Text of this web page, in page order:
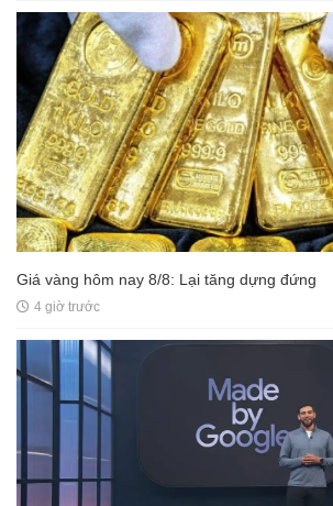
Giá vàng hôm nay 8/8: Lại tăng dựng đứng
4 giờ trước